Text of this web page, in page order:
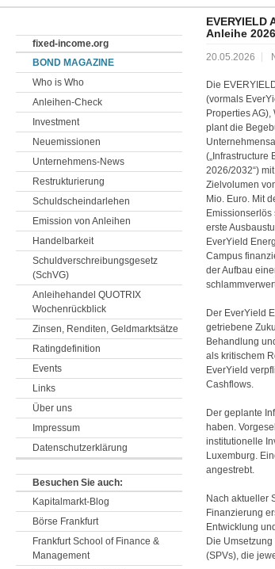
Anleihe
20.05.2026
Die
(vormals
Properties AG),
plant die
(„Infra­structure
2026/2032“)
Ziel­volumen
Mio. Euro. Mit
Emissions­erlös
erste
EverYield
Campus
der Aufbau
Der EverYield
getriebene
Behandlung
als kritischem
EverYield
Cashflows.
Der geplante
haben.
institutionelle
Luxemburg.
angestrebt.
Nach aktueller
Finanzierung
Entwicklung
Die
(SPVs), die
fixed-income.org
BOND MAGAZINE
Who is Who
Anleihen-Check
Investment
Neuemissionen
Unternehmens-News
Restrukturierung
Schuldscheindarlehen
Emission von Anleihen
Handelbarkeit
Schuldverschreibungsgesetz
(SchVG)
Anleihehandel QUOTRIX
Wochenrückblick
Zinsen, Renditen, Geldmarktsätze
Ratingdefinition
Events
Links
Über uns
Impressum
Datenschutzerklärung
Besuchen Sie auch:
Kapitalmarkt-Blog
Börse Frankfurt
Frankfurt School of Finance &
Management